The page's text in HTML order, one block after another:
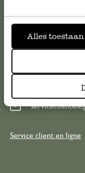
Alles toestaan
Service
Pour toute question
veuillez contacter
nos réponses aux
Service client en ligne